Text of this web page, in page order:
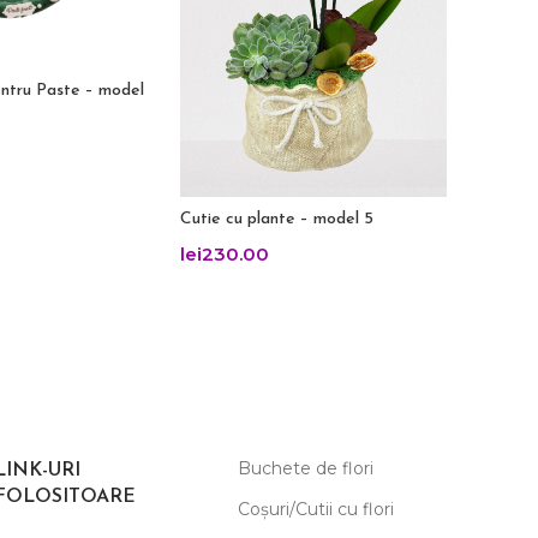
Paste – model
Cutie cu plante – model 5
lei230.00
URI
Buchete de flori
Coșuri/Cutii cu flori